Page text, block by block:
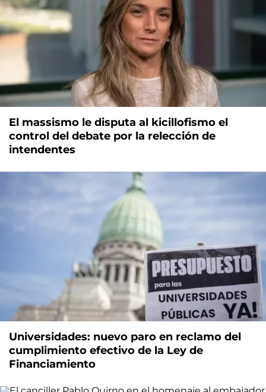
El massismo le disputa al kicillofismo el
control del debate por la relección de
intendentes
Universidades: nuevo paro en reclamo del
cumplimiento efectivo de la Ley de
Financiamiento